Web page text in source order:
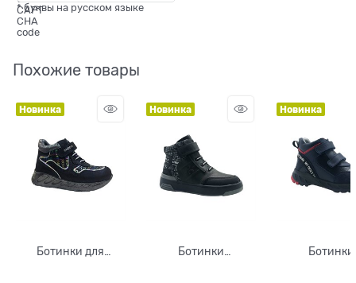
* буквы на русском языке
Похожие товары
Новинка
Ботинки для
Новинка
Ботинки
Новинка
Ботинки